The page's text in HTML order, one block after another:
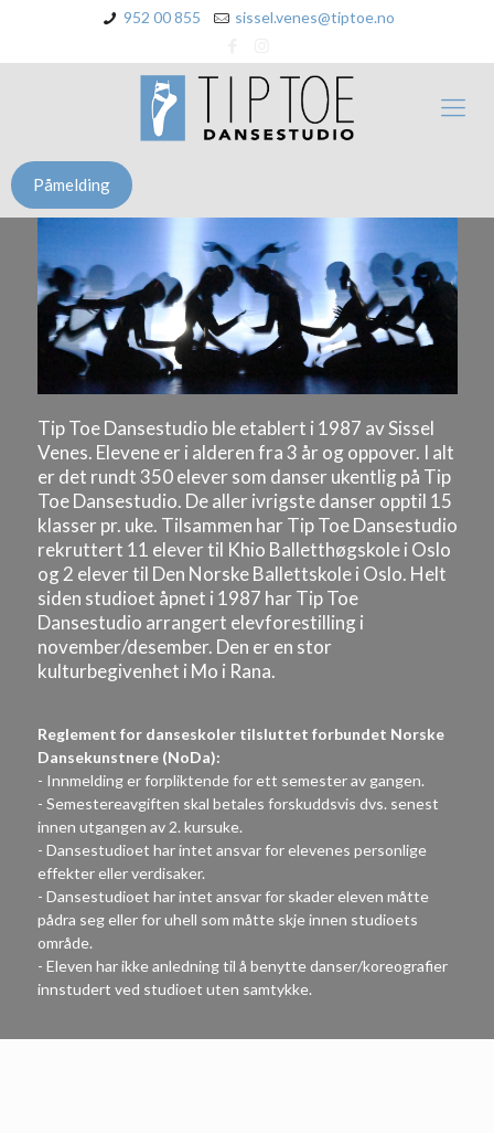
952 00 855 sissel.venes@tiptoe.no
Påmelding
Tip Toe Dansestudio ble etablert i 1987 av Sissel
Venes. Elevene er i alderen fra 3 år og oppover. I alt
er det rundt 350 elever som danser ukentlig på Tip
Toe Dansestudio. De aller ivrigste danser opptil 15
klasser pr. uke. Tilsammen har Tip Toe Dansestudio
rekruttert 11 elever til Khio Balletthøgskole i Oslo
og 2 elever til Den Norske Ballettskole i Oslo. Helt
siden studioet åpnet i 1987 har Tip Toe
Dansestudio arrangert elevforestilling i
november/desember. Den er en stor
kulturbegivenhet i Mo i Rana.
Reglement for danseskoler tilsluttet forbundet Norske
Dansekunstnere (NoDa):
- Innmelding er forpliktende for ett semester av gangen.
- Semestereavgiften skal betales forskuddsvis dvs. senest
innen utgangen av 2. kursuke.
- Dansestudioet har intet ansvar for elevenes personlige
effekter eller verdisaker.
- Dansestudioet har intet ansvar for skader eleven måtte
pådra seg eller for uhell som måtte skje innen studioets
område.
- Eleven har ikke anledning til å benytte danser/koreografier
innstudert ved studioet uten samtykke.